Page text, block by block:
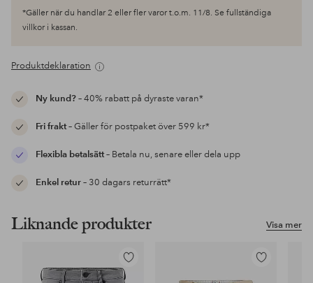
*Gäller när du handlar 2 eller fler varor t.o.m. 11/8. Se fullständiga
villkor i kassan.
Produktdeklaration
Ny kund?– 40% rabatt på dyraste varan*
Fri frakt– Gäller för postpaket över 599 kr*
Flexibla betalsätt– Betala nu, senare eller dela upp
Enkel retur– 30 dagars returrätt*
Visa mer
Liknande produkter
Lägg
till
Lägg